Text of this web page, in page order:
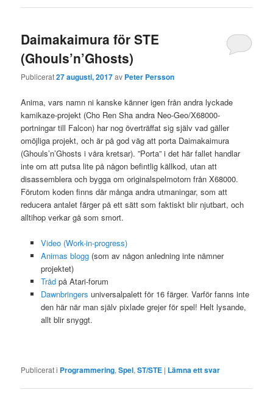
Daimakaimura för STE
(Ghouls’n’Ghosts)
Publicerat27 augusti, 2017av Peter Persson
Anima, vars namn ni kanske känner igen från andra lyckade
kamikaze-projekt (Cho Ren Sha andra Neo-Geo/X68000-
portningar till Falcon) har nog överträffat sig själv vad gäller
omöjliga projekt, och är på god väg att porta Daimakaimura
(Ghouls’n’Ghosts i våra kretsar). ”Porta” i det här fallet handlar
inte om att putsa lite på någon befintlig källkod, utan att
disassemblera och bygga om originalspelmotorn från X68000.
Förutom koden finns där många andra utmaningar, som att
reducera antalet färger på ett sätt som faktiskt blir njutbart, och
alltihop verkar gå som smort.
Video (Work-in-progress)
Animas blogg(som av någon anledning inte nämner
projektet)
Trådpå Atari-forum
Dawnbringers universalpalett för 16 färger. Varför fanns inte
den här när man själv pixlade grejer för spel! Helt lysande,
allt blir snyggt.
Publicerat i Programmering,Spel,ST/STE | Lämna ett svar